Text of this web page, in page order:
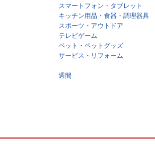
スマートフォン・タブレット
キッチン用品・食器・調理器具
スポーツ・アウトドア
テレビゲーム
ペット・ペットグッズ
サービス・リフォーム
週間